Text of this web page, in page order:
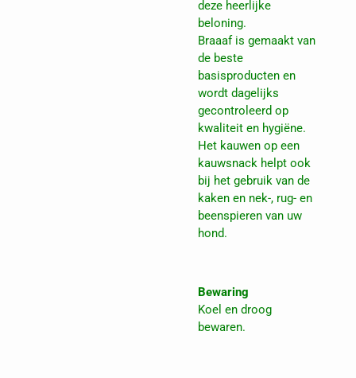
deze heerlijke
beloning.
Braaaf is gemaakt van
de beste
basisproducten en
wordt dagelijks
gecontroleerd op
kwaliteit en hygiëne.
Het kauwen op een
kauwsnack helpt ook
bij het gebruik van de
kaken en nek-, rug- en
beenspieren van uw
hond.
Bewaring
Koel en droog
bewaren.